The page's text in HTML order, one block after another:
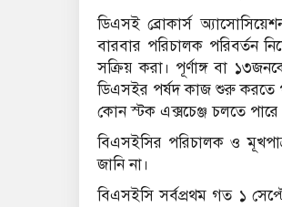
ডিএসই ব্রোকার্স
বারবার পরিচালক পরিবর্তন
সক্রিয় করা। পূর্ণাঙ্গ বা
ডিএসইর পর্ষদ কাজ শুরু করতে
কোন স্টক এক্সচেঞ্জ চলতে পারে
বিএসইসির পরিচালক ও
জানি না।
বিএসইসি সর্বপ্রথম গত ১